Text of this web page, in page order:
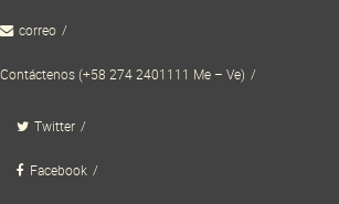
to correo
Contáctenos (+58 274 2401111 Me – Ve)
Twitter
Facebook